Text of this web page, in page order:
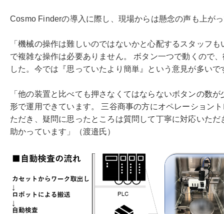
Cosmo Finderの導入に際し、現場からは懸念の声も上が
「機械の操作は難しいのではないかと心配するスタッフ
で複雑な操作は必要ありません。 ボタン一つで動くので
した。今では『思っていたより簡単』という意見が多いで
「他の装置と比べても押さなくてはならないボタンの数
形で運用できています。 三谷商事の方にオペレーション
ただき、疑問に思ったところは質問して丁寧に対応いた
助かっています」（渡邉氏）